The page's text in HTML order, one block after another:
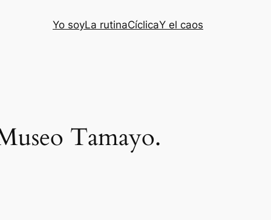
Yo soyLa rutinaCíclicaY el caos
Tamayo.